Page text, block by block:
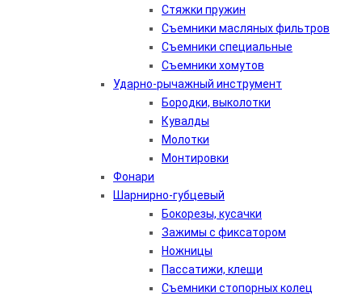
Стяжки пружин
Съемники масляных фильтров
Съемники специальные
Съемники хомутов
Ударно-рычажный инструмент
Бородки, выколотки
Кувалды
Молотки
Монтировки
Фонари
Шарнирно-губцевый
Бокорезы, кусачки
Зажимы с фиксатором
Ножницы
Пассатижи, клещи
Съемники стопорных колец